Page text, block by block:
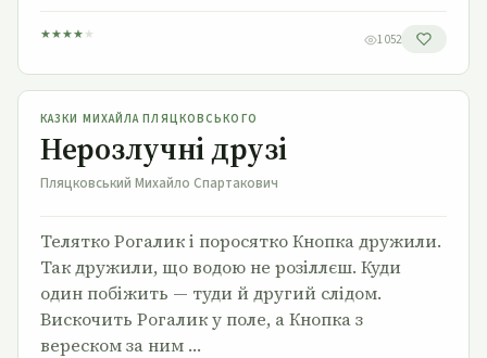
★★★★ ★ 1 052
Нерозлучні друзі
КАЗКИ МИХАЙЛА ПЛЯЦКОВСЬКОГО
Нерозлучні друзі
Пляцковський Михайло Спартакович
Телятко Рогалик і поросятко Кнопка дружили.
Так дружили, що водою не розіллєш. Куди
один побіжить — туди й другий слідом.
Вискочить Рогалик у поле, а Кнопка з
вереском за ним …